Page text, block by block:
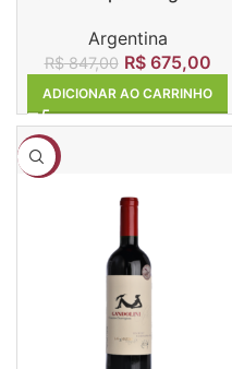
Argentina
R$847,00 R$675,00
ADICIONAR AO CARRINHO
-13%